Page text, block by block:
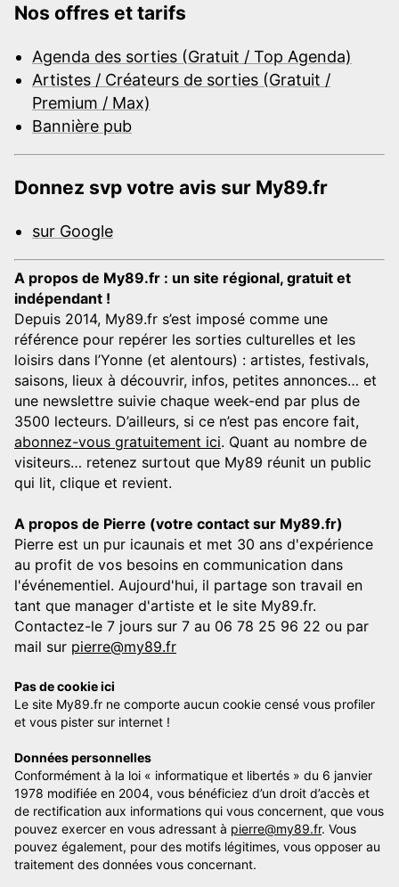
Nos offres et tarifs
Agenda des sorties (Gratuit / Top Agenda)
Artistes / Créateurs de sorties (Gratuit /
Premium / Max)
Bannière pub
Donnez svp votre avis sur My89.fr
sur Google
A propos de My89.fr : un site régional, gratuit et
indépendant !
Depuis 2014, My89.fr s’est imposé comme une
référence pour repérer les sorties culturelles et les
loisirs dans l’Yonne (et alentours) : artistes, festivals,
saisons, lieux à découvrir, infos, petites annonces… et
une newslettre suivie chaque week-end par plus de
3500 lecteurs. D’ailleurs, si ce n’est pas encore fait,
abonnez-vous gratuitement ici. Quant au nombre de
visiteurs… retenez surtout que My89 réunit un public
qui lit, clique et revient.
A propos de Pierre (votre contact sur My89.fr)
Pierre est un pur icaunais et met 30 ans d'expérience
au profit de vos besoins en communication dans
l'événementiel. Aujourd'hui, il partage son travail en
tant que manager d'artiste et le site My89.fr.
Contactez-le 7 jours sur 7 au 06 78 25 96 22 ou par
mail sur pierre@my89.fr
Pas de cookie ici
Le site My89.fr ne comporte aucun cookie censé vous profiler
et vous pister sur internet !
Données personnelles
Conformément à la loi « informatique et libertés » du 6 janvier
1978 modifiée en 2004, vous bénéficiez d’un droit d’accès et
de rectification aux informations qui vous concernent, que vous
pouvez exercer en vous adressant à pierre@my89.fr. Vous
pouvez également, pour des motifs légitimes, vous opposer au
traitement des données vous concernant.